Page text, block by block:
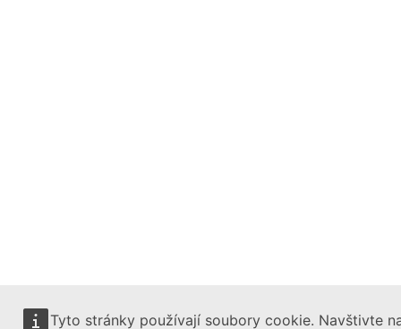
Tyto stránky používají soubory cookie. Navštivte